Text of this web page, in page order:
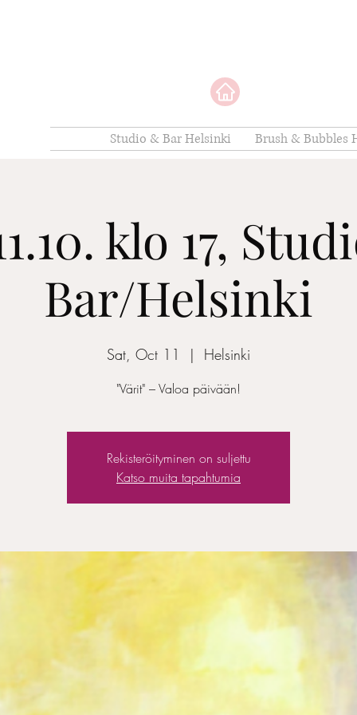
Studio & Bar Helsinki Brush & Bubbles
klo 17,
Bar/Helsinki
Sat, Oct 11
  |
Helsinki
"Värit" – Valoa päivään!
Rekisteröityminen on suljettu
Katso muita tapahtumia